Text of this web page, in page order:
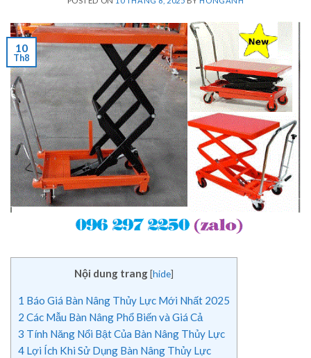
10
Th8
Nội dung trang[hide]
1 Báo Giá Bàn Nâng Thủy Lực Mới Nhất 2025
2 Các Mẫu Bàn Nâng Phổ Biến và Giá Cả
3 Tính Năng Nổi Bật Của Bàn Nâng Thủy Lực
4 Lợi Ích Khi Sử Dụng Bàn Nâng Thủy Lực